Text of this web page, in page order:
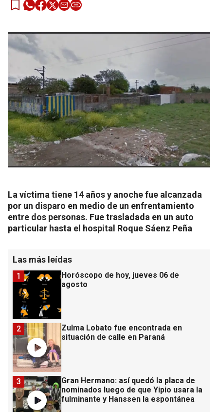
La víctima tiene 14 años y anoche fue alcanzada
por un disparo en medio de un enfrentamiento
entre dos personas. Fue trasladada en un auto
particular hasta el hospital Roque Sáenz Peña
Las más leídas
Horóscopo de hoy, jueves 06 de
agosto
1
Zulma Lobato fue encontrada en
situación de calle en Paraná
2
Gran Hermano: así quedó la placa de
nominados luego de que Yipio usara la
fulminante y Hanssen la espontánea
3